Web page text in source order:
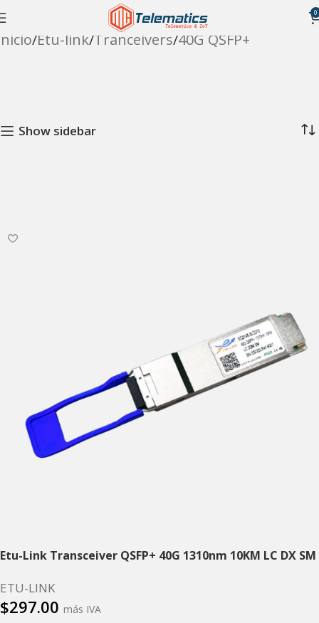
0
Etu-link Tranceivers 40G QSFP+
Show sidebar
Etu-Link Transceiver QSFP+ 40G 1310nm 10KM LC DX SM
ETU-LINK
$297.00 más IVA